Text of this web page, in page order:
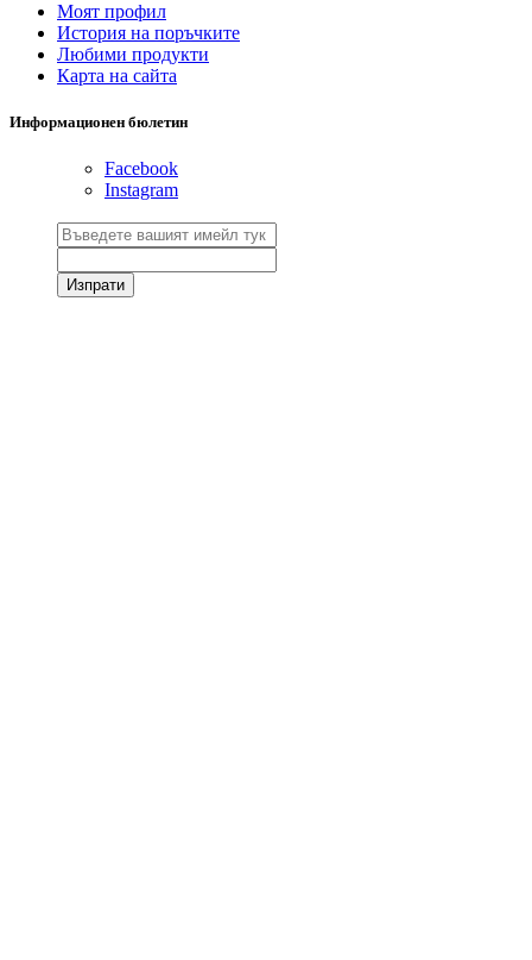
Моят профил
История на поръчките
Любими продукти
Карта на сайта
Информационен бюлетин
Facebook
Instagram